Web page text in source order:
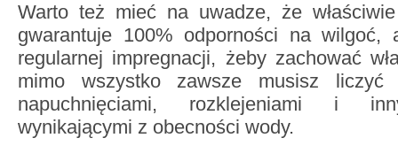
Warto też mieć na uwadze, że
gwarantuje 100% odporności na wilgoć,
regularnej impregnacji, żeby zachować
mimo wszystko zawsze musisz
napuchnięciami, rozklejeniami i
wynikającymi z obecności wody.